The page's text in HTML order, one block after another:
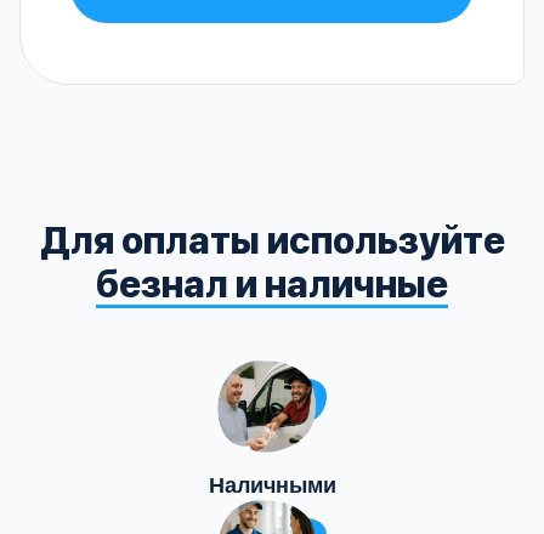
Для оплаты используйте
безнал и наличные
Наличными